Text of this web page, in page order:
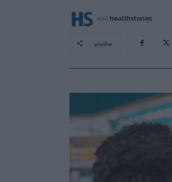
από healthstories
μερίδιο